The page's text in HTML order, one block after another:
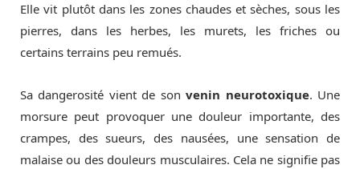
Elle vit plutôt dans les zones chaudes et sèches, sous les
pierres, dans les herbes, les murets, les friches ou
certains terrains peu remués.
Sa dangerosité vient de sonvenin neurotoxique. Une
morsure peut provoquer une douleur importante, des
crampes, des sueurs, des nausées, une sensation de
malaise ou des douleurs musculaires. Cela ne signifie pas